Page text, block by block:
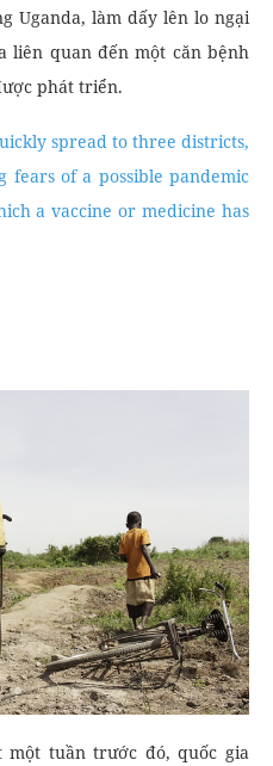
Uganda, làm dấy lên lo ngại
liên quan đến một căn bệnh
phát triển.
spread to three districts,
fears of a possible pandemic
a vaccine or medicine has
một tuần trước đó, quốc gia